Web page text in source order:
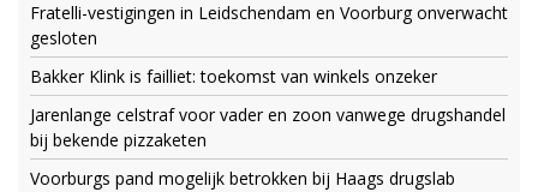
Fratelli-vestigingen in Leidschendam en Voorburg onverwacht
gesloten
Bakker Klink is failliet: toekomst van winkels onzeker
Jarenlange celstraf voor vader en zoon vanwege drugshandel
bij bekende pizzaketen
Voorburgs pand mogelijk betrokken bij Haags drugslab